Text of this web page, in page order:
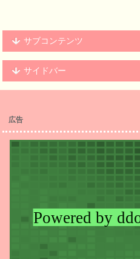
サブコンテンツ
サイドバー
広告